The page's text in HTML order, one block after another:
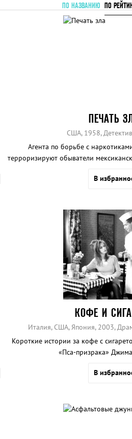
ПО НАЗВАНИЮ ПО
ПЕЧАТЬ
США, 1958,
Агента по борьбе с
терроризируют обыватели
В
КОФЕ И
Италия, США, Япония, 2003,
Короткие истории за кофе с
«Пса-призрака»
В